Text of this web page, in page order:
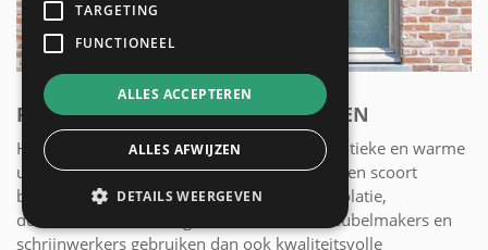
RAMEN LATEN MAKEN EN PLAATSEN
Houten ramen geven uw woning een authentieke en warme
uitstraling. De huidige generatie houten ramen scoort
bovendien ook zeer goed op het vlak van isolatie,
duurzaamheid en veiligheid. De meeste meubelmakers en
schrijnwerkers gebruiken dan ook kwaliteitsvolle
TARGETING
FUNCTIONEEL
ALLES ACCEPTEREN
ALLES AFWIJZEN
DETAILS WEERGEVEN